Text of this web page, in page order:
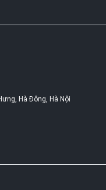
Hà Đông, Hà Nội